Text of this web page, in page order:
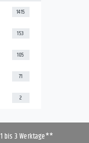
1415
153
105
71
2
bis 3 Werktage**